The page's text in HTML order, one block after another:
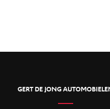
GERT DE JONG